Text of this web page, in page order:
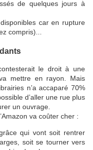
de quelques jours à
car en rupture
compris)...
le droit à une
mettre en rayon. Mais
n’a accaparé 70%
d’aller une rue plus
un ouvrage.
va coûter cher :
qui vont soit rentrer
soit se tourner vers